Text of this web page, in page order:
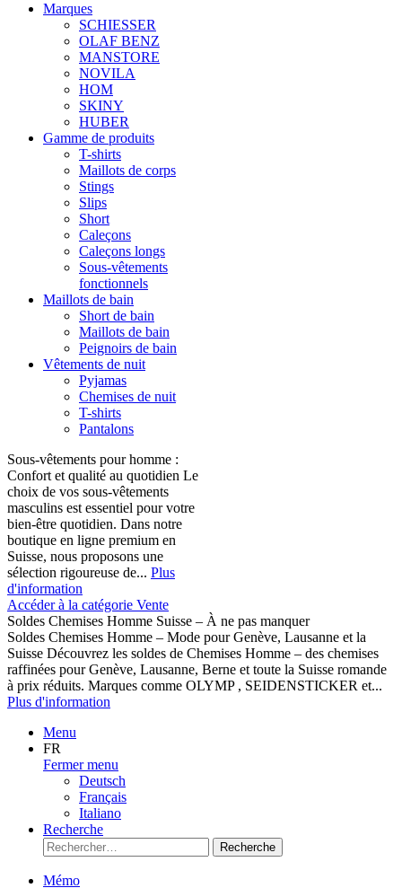
Marques
SCHIESSER
OLAF BENZ
MANSTORE
NOVILA
HOM
SKINY
HUBER
Gamme de produits
T-shirts
Maillots de corps
Stings
Slips
Short
Caleçons
Caleçons longs
Sous-vêtements
fonctionnels
Maillots de bain
Short de bain
Maillots de bain
Peignoirs de bain
Vêtements de nuit
Pyjamas
Chemises de nuit
T-shirts
Pantalons
Sous-vêtements pour homme :
Confort et qualité au quotidien Le
choix de vos sous-vêtements
masculins est essentiel pour votre
bien-être quotidien. Dans notre
boutique en ligne premium en
Suisse, nous proposons une
sélection rigoureuse de... Plus
d'information
Accéder à la catégorie Vente
Soldes Chemises Homme Suisse – À ne pas manquer
Soldes Chemises Homme – Mode pour Genève, Lausanne et la
Suisse Découvrez les soldes de Chemises Homme – des chemises
raffinées pour Genève, Lausanne, Berne et toute la Suisse romande
à prix réduits. Marques comme OLYMP , SEIDENSTICKER et...
Plus d'information
Menu
FR
Fermer menu
Deutsch
Français
Italiano
Recherche
Recherche
Mémo